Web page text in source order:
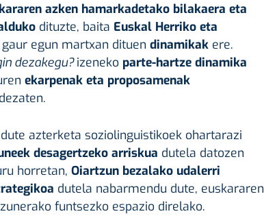
azken hamarkadetako bilakaera eta
dituzte, baita Euskal Herriko eta
gaur egun martxan dituen dinamikakere.
dezakegu?izenekoparte-hartze dinamika
ekarpenak eta proposamenak
azterketa soziolinguistikoek ohartarazi
desagertzeko arriskua dutela datozen
horretan, Oiartzun bezalako udalerri
dutela nabarmendu dute, euskararen
funtsezko espazio direlako.